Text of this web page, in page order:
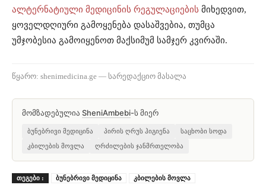
ალტერნატიული მედიცინის რეგულაციების მიხედვით,
ყოველდღიური გამოყენება დასაშვებია, თუმცა
უმჯობესია გამოიყენოთ მაქსიმუმ სამჯერ კვირაში.
წყარო: shenimedicina.ge — სარედაქციო მასალა
მომზადებულია SheniAmbebi-ს მიერ
ბუნებრივი მედიცინა პირის ღრუს ჰიგიენა
საცხობი სოდა
კბილების მოვლა
ღრძილების ჯანმრთელობა
ᲗᲔᲒᲔᲑᲘ : ბუნებრივი მედიცინა კბილების მოვლა